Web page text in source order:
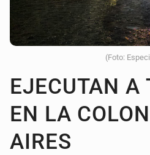
(Foto:
EJECUTAN A
EN LA
AIRES